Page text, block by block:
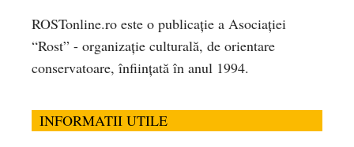
ROSTonline.ro este o publicaţie a Asociaţiei
“Rost” - organizaţie culturală, de orientare
conservatoare, înfiinţată în anul 1994.
INFORMATII UTILE